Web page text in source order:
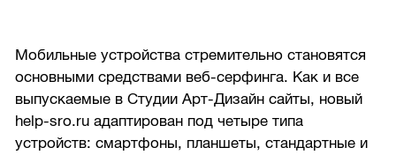
Мобильные устройства стремительно становятся
основными средствами веб-серфинга. Как и все
выпускаемые в Студии Арт-Дизайн сайты, новый
help-sro.ru адаптирован под четыре типа
устройств: смартфоны, планшеты, стандартные и